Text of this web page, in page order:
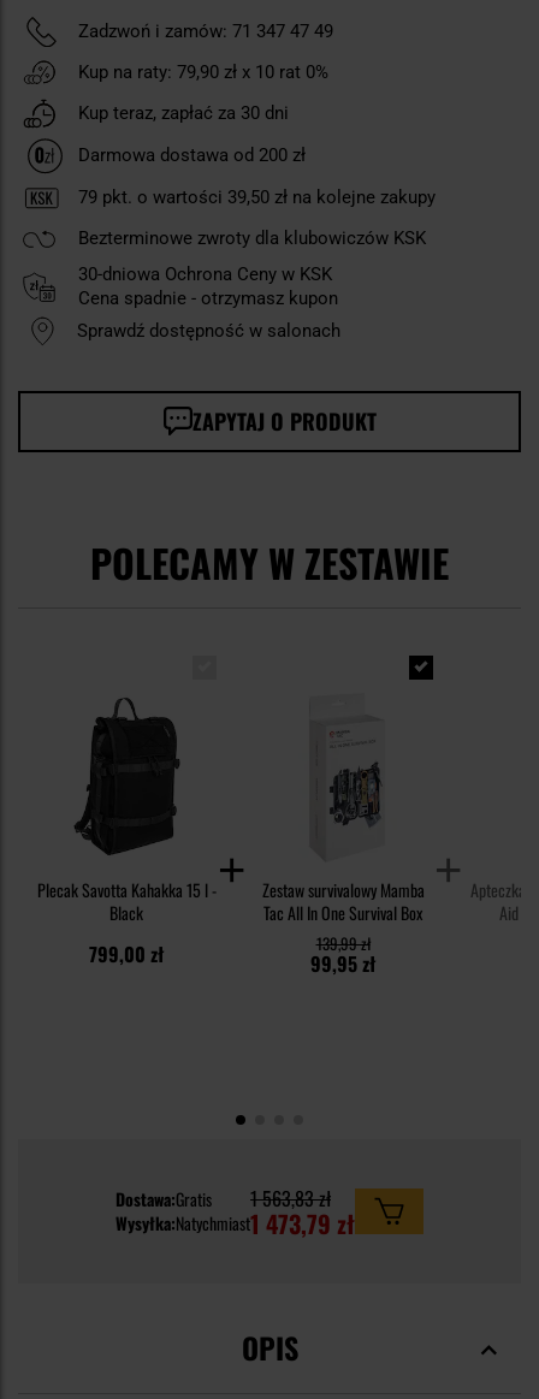
Zadzwoń i zamów: 71 347 47 49
Kup na raty: 79,90 zł x 10 rat 0%
Kup teraz, zapłać za 30 dni
Darmowa dostawa od 200 zł
79 pkt. o wartości 39,50 zł na kolejne zakupy
Bezterminowe zwroty dla klubowiczów KSK
30-dniowa Ochrona Ceny w KSK
Cena spadnie - otrzymasz kupon
Sprawdź dostępność w salonach
ZAPYTAJ O PRODUKT
POLECAMY W ZESTAWIE
Plecak Savotta Kahakka 15 l -
Black
799,00 zł
Zestaw survivalowy Mamba
Tac All In One Survival Box
99,95 zł
139,99 zł
Apteczka
Aid
Dostawa:Gratis
Wysyłka:Natychmiast
1 563,83 zł
1 473,79 zł
OPIS